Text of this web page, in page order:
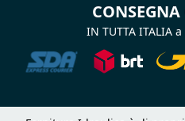
IN TUTTA ITALIA